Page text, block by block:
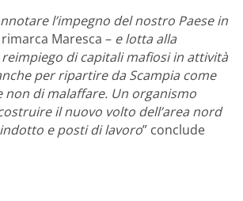
l’impegno del nostro Paese in
rimarca Maresca – e lotta alla
di capitali mafiosi in attività
per ripartire da Scampia come
non di malaffare. Un organismo
il nuovo volto dell’area nord
e posti di lavoro” conclude